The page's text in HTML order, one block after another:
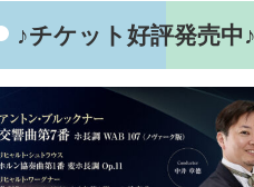
♪チケット好評発売中♪